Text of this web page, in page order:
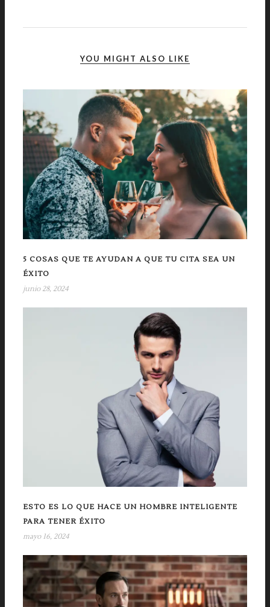
YOU MIGHT ALSO LIKE
5 COSAS QUE TE AYUDAN A QUE TU CITA SEA UN
ÉXITO
junio 28, 2024
ESTO ES LO QUE HACE UN HOMBRE INTELIGENTE
PARA TENER ÉXITO
mayo 16, 2024